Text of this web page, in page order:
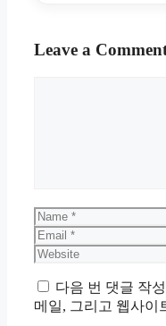
Leave a
Name
다음 번 댓글 작
메일, 그리고 웹사이